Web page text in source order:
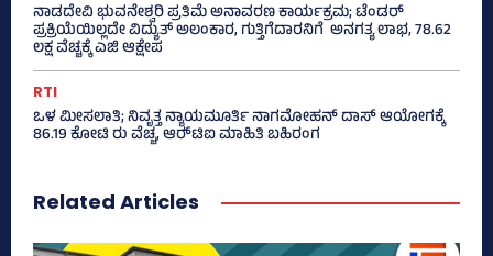
ನಾಡದೇವಿ ಭುವನೇಶ್ವರಿ ಪ್ರತಿಮೆ ಅನಾವರಣ ಕಾರ್ಯಕ್ರಮ; ಟೆಂಡರ್
ಪ್ರಕ್ರಿಯೆಯಿಲ್ಲದೇ ವಿದ್ಯುತ್‌ ಅಲಂಕಾರ, ಗುತ್ತಿಗೆದಾರನಿಗೆ ಅನಗತ್ಯ ಲಾಭ, 78.62
ಲಕ್ಷ ವೆಚ್ಚಕ್ಕೆ ಎಜಿ ಆಕ್ಷೇಪ
RTI
ಒಳ ಮೀಸಲಾತಿ; ನಿವೃತ್ತ ನ್ಯಾಯಮೂರ್ತಿ ನಾಗಮೋಹನ್ ದಾಸ್ ಆಯೋಗಕ್ಕೆ
86.19 ಕೋಟಿ ರು ವೆಚ್ಚ, ಆರ್‍‌ಟಿಐ ಮಾಹಿತಿ ಬಹಿರಂಗ
Related Articles